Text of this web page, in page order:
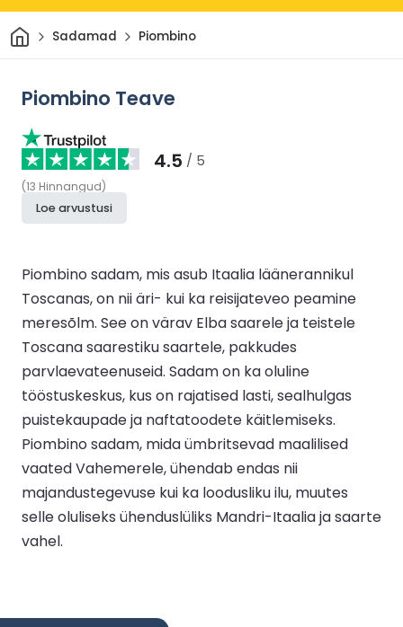
Avaleht
Sadamad Piombino
Piombino Teave
4.5 / 5
(13 Hinnangud)
Loe arvustusi
Piombino sadam, mis asub Itaalia läänerannikul
Toscanas, on nii äri- kui ka reisijateveo peamine
meresõlm. See on värav Elba saarele ja teistele
Toscana saarestiku saartele, pakkudes
parvlaevateenuseid. Sadam on ka oluline
tööstuskeskus, kus on rajatised lasti, sealhulgas
puistekaupade ja naftatoodete käitlemiseks.
Piombino sadam, mida ümbritsevad maalilised
vaated Vahemerele, ühendab endas nii
majandustegevuse kui ka loodusliku ilu, muutes
selle oluliseks ühenduslüliks Mandri-Itaalia ja saarte
vahel.